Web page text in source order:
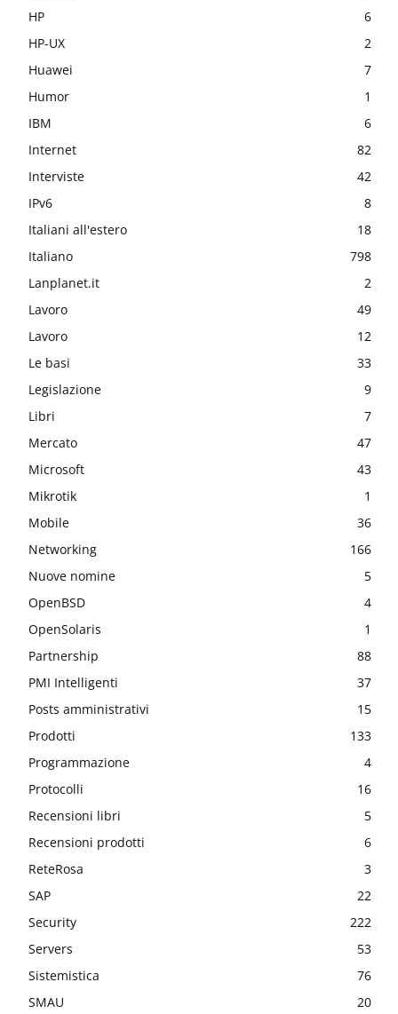
HP
6
HP-UX
2
Huawei
7
Humor
1
IBM
6
Internet
82
Interviste
42
IPv6
8
Italiani all'estero
18
Italiano
798
Lanplanet.it
2
Lavoro
49
Lavoro
12
Le basi
33
Legislazione
9
Libri
7
Mercato
47
Microsoft
43
Mikrotik
1
Mobile
36
Networking
166
Nuove nomine
5
OpenBSD
4
OpenSolaris
1
Partnership
88
PMI Intelligenti
37
Posts amministrativi
15
Prodotti
133
Programmazione
4
Protocolli
16
Recensioni libri
5
Recensioni prodotti
6
ReteRosa
3
SAP
22
Security
222
Servers
53
Sistemistica
76
SMAU
20